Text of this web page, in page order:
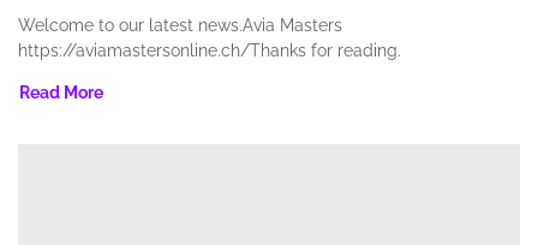
Welcome to our latest news.Avia Masters
https://aviamastersonline.ch/Thanks for reading.
Read More